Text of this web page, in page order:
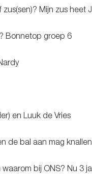
Mijn zus heet
Bonnetop groep 6
en Luuk de Vries
de bal aan mag knallen
bij ONS? Nu 3